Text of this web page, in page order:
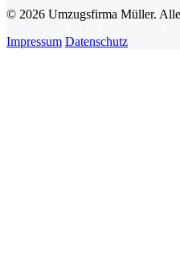
© 2026 Umzugsfirma Müller.
Impressum Datenschutz